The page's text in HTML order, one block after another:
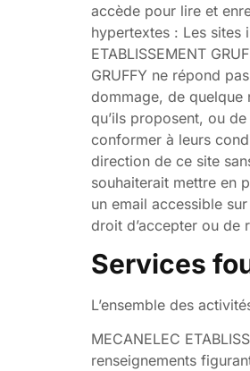
accède pour lire et
hypertextes : Les sites
ETABLISSEMENT
GRUFFY ne répond
dommage, de quelque
qu’ils proposent, ou
conformer à leurs
direction de ce site
souhaiterait mettre en
un email accessible
droit d’accepter ou de
Services
L’ensemble des
MECANELEC
renseignements